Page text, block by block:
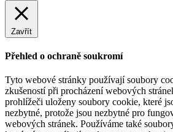
Zavřít
Přehled o ochraně soukromí
Tyto webové stránky používají soubory
zkušeností při procházení webových
prohlížeči uloženy soubory cookie, které
nezbytné, protože jsou nezbytné pro
webových stránek. Používáme také